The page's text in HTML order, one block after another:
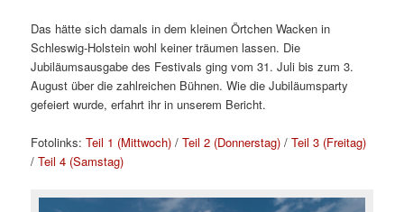
Das hätte sich damals in dem kleinen Örtchen Wacken in
Schleswig-Holstein wohl keiner träumen lassen. Die
Jubiläumsausgabe des Festivals ging vom 31. Juli bis zum 3.
August über die zahlreichen Bühnen. Wie die Jubiläumsparty
gefeiert wurde, erfahrt ihr in unserem Bericht.
Fotolinks:Teil 1 (Mittwoch) /Teil 2 (Donnerstag) /Teil 3 (Freitag)
/Teil 4 (Samstag)